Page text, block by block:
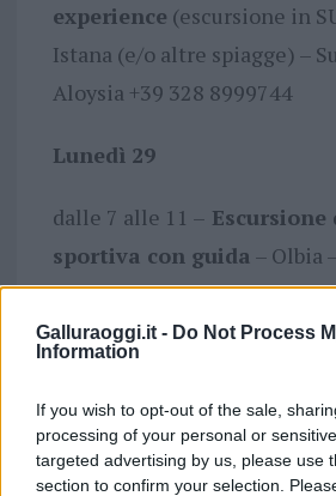
Galluraoggi.it - Do Not Process
Information
If you wish to opt-out of the sale,
processing of your personal or
targeted advertising by us, please use
section to confirm your selection.
experience (escursione in
Istana (e/o altre spiagge) –
Aloysia +39 328 8999744
Lunedì 29
dalle 7 alle 11 – Escursione
sportiva con guida – Olbia
Fishing Experience – Gigi
dalle 9 alle 12–
Istana (e/o altre spiagge) –
Aloysia +39 328 8999744